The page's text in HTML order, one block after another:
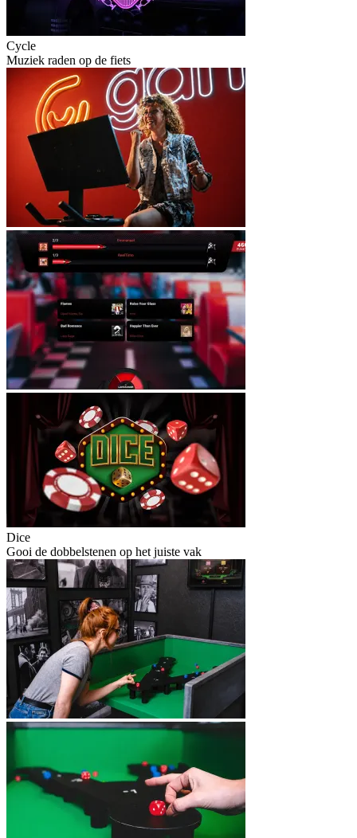
Cycle
Muziek raden op de fiets
Dice
Gooi de dobbelstenen op het juiste vak